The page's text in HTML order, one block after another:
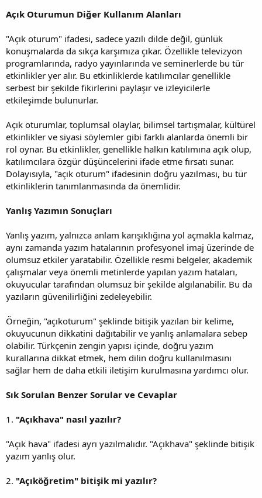
Açık Oturumun Diğer Kullanım Alanları
"Açık oturum" ifadesi, sadece yazılı dilde değil, günlük
konuşmalarda da sıkça karşımıza çıkar. Özellikle televizyon
programlarında, radyo yayınlarında ve seminerlerde bu tür
etkinlikler yer alır. Bu etkinliklerde katılımcılar genellikle
serbest bir şekilde fikirlerini paylaşır ve izleyicilerle
etkileşimde bulunurlar.
Açık oturumlar, toplumsal olaylar, bilimsel tartışmalar, kültürel
etkinlikler ve siyasi söylemler gibi farklı alanlarda önemli bir
rol oynar. Bu etkinlikler, genellikle halkın katılımına açık olup,
katılımcılara özgür düşüncelerini ifade etme fırsatı sunar.
Dolayısıyla, "açık oturum" ifadesinin doğru yazılması, bu tür
etkinliklerin tanımlanmasında da önemlidir.
Yanlış Yazımın Sonuçları
Yanlış yazım, yalnızca anlam karışıklığına yol açmakla kalmaz,
aynı zamanda yazım hatalarının profesyonel imaj üzerinde de
olumsuz etkiler yaratabilir. Özellikle resmi belgeler, akademik
çalışmalar veya önemli metinlerde yapılan yazım hataları,
okuyucular tarafından olumsuz bir şekilde algılanabilir. Bu da
yazıların güvenilirliğini zedeleyebilir.
Örneğin, "açıkoturum" şeklinde bitişik yazılan bir kelime,
okuyucunun dikkatini dağıtabilir ve yanlış anlamalara sebep
olabilir. Türkçenin zengin yapısı içinde, doğru yazım
kurallarına dikkat etmek, hem dilin doğru kullanılmasını
sağlar hem de daha etkili iletişim kurulmasına yardımcı olur.
Sık Sorulan Benzer Sorular ve Cevaplar
1. "Açıkhava" nasıl yazılır?
"Açık hava" ifadesi ayrı yazılmalıdır. "Açıkhava" şeklinde bitişik
yazım yanlış olur.
2. "Açıköğretim" bitişik mi yazılır?